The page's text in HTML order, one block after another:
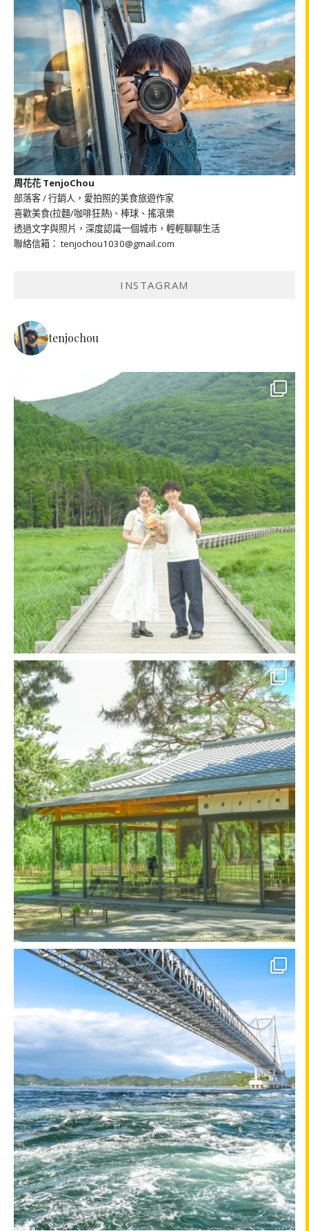
周花花 TenjoChou
部落客 / 行銷人，愛拍照的美食旅遊作家
喜歡美食(拉麵/咖啡狂熱)、棒球、搖滾樂
透過文字與照片，深度認識一個城市，輕輕聊聊生活
聯絡信箱： tenjochou1030@gmail.com
INSTAGRAM
tenjochou